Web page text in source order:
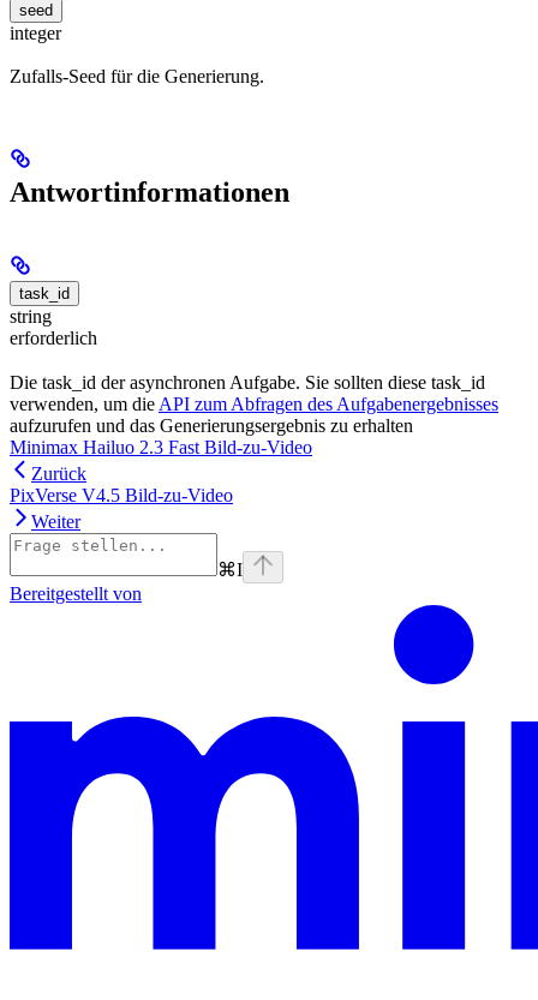
seed
integer
Zufalls-Seed für die Generierung.
Antwortinformationen
task_id
string
erforderlich
Die task_id der asynchronen Aufgabe. Sie sollten diese task_id
verwenden, um die API zum Abfragen des Aufgabenergebnisses
aufzurufen und das Generierungsergebnis zu erhalten
Minimax Hailuo 2.3 Fast Bild-zu-Video
Zurück
PixVerse V4.5 Bild-zu-Video
Weiter
⌘I
Bereitgestellt von